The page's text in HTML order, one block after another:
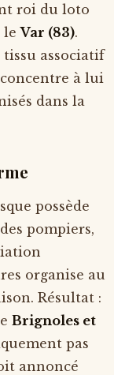
roi du loto
leVar (83).
tissu associatif
à lui
dans la
possède
pompiers,
organise au
Résultat :
Brignoles et
pas
annoncé